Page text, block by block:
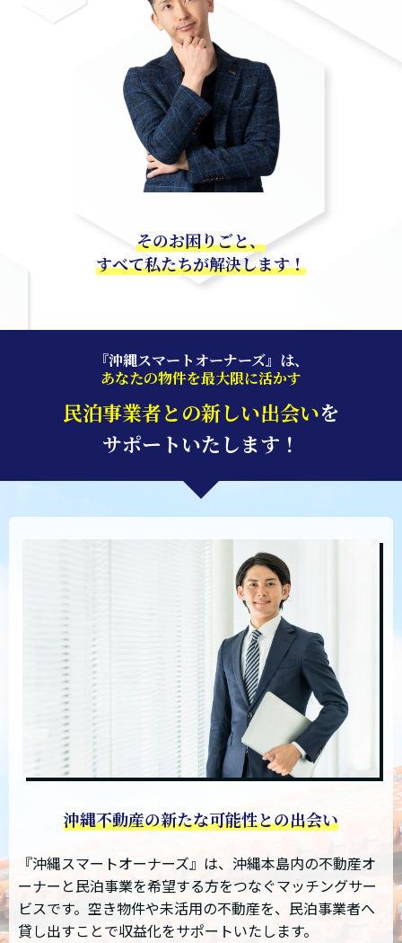
そのお困りごと、
すべて私たちが解決します！
『沖縄スマートオーナーズ』は、
あなたの物件を最大限に活かす
民泊事業者との新しい出会いを
サポートいたします！
沖縄不動産の新たな可能性との出会い
『沖縄スマートオーナーズ』は、沖縄本島内の不動産オ
ーナーと民泊事業を希望する方をつなぐマッチングサー
ビスです。空き物件や未活用の不動産を、民泊事業者へ
貸し出すことで収益化をサポートいたします。